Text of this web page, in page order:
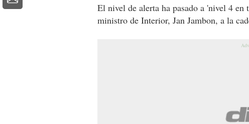
El nivel de alerta ha pasado a 'nivel 4
ministro de Interior, Jan Jambon, a la